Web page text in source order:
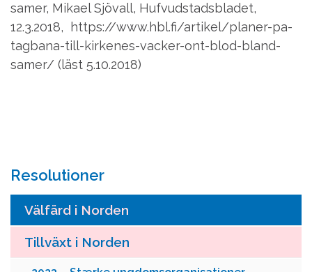
samer, Mikael Sjövall, Hufvudstadsbladet,
12.3.2018,
https://www.hbl.fi/artikel/planer-pa-
tagbana-till-kirkenes-vacker-ont-blod-bland-
samer/ (läst 5.10.2018)
Resolutioner
Välfärd i Norden
Tillväxt i Norden